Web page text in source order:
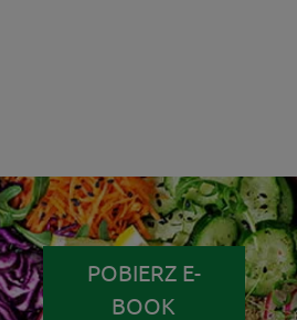
POBIERZ E-
BOOK